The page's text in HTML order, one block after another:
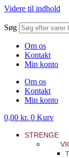
Videre til indhold
Søg
Om os
Kontakt
Min konto
Om os
Kontakt
Min konto
0,00 kr. 0 Kurv
STRENGE